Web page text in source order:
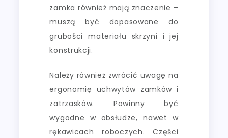
zamka również mają znaczenie –
muszą być dopasowane do
grubości materiału skrzyni i jej
konstrukcji.
Należy również zwrócić uwagę na
ergonomię uchwytów zamków i
zatrzasków. Powinny być
wygodne w obsłudze, nawet w
rękawicach roboczych. Części